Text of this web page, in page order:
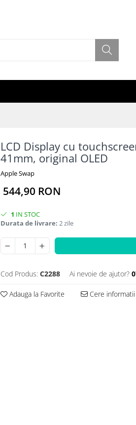
LCD Display cu
41mm, original OLED
Apple Swap
544,90 RON
1 IN STOC
Durata de livrare: 2 zile
Cod Produs: C2288 Ai nevoie de ajutor?
Adauga la Favorite Cere informatii